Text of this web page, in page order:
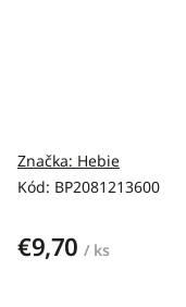
Kód: BP2081213600
Značka: Hebie
€9,70 / ks